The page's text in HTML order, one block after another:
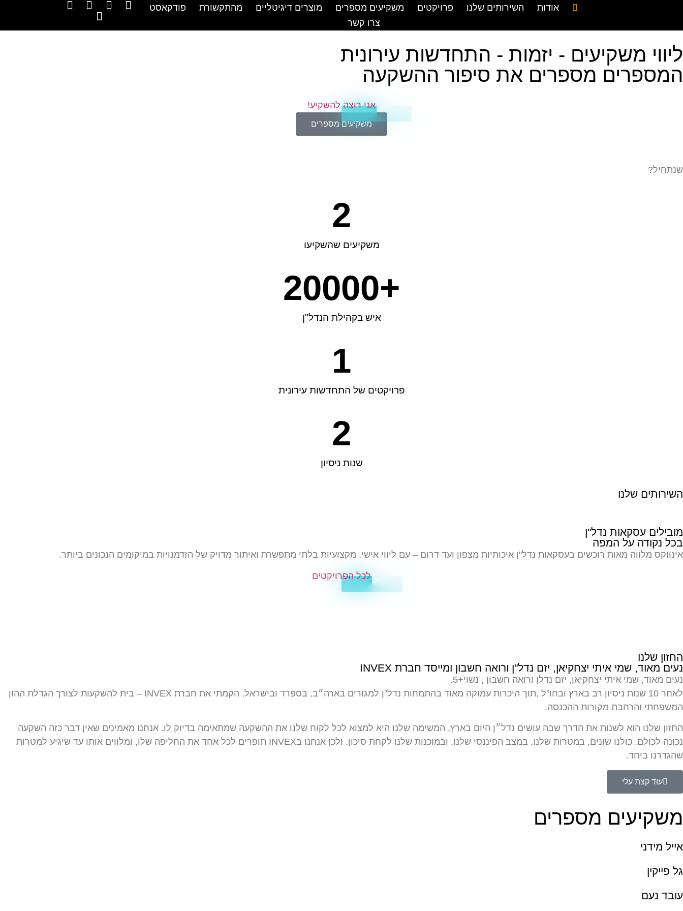
אודות השירותים שלנו פרויקטים משקיעים מספרים מוצרים דיגיטליים מהתקשורת
פודקאסט
צרו קשר
ליווי משקיעים - יזמות - התחדשות עירונית
המספרים מספרים את סיפור ההשקעה
אני רוצה להשקיע!
משקיעים מספרים
שנתחיל?
משקיעים שהשקיעו
2
איש בקהילת הנדל"ן
+
20000
פרויקטים של התחדשות עירונית
1
שנות ניסיון
2
השירותים שלנו
של דירות פריסייל
לפרטים >
מובילים עסקאות נדל"ן
בכל נקודה על המפה
אינווקס מלווה מאות רוכשים בעסקאות נדל"ן איכותיות מצפון ועד דרום – עם ליווי אישי, מקצועיות בלתי מתפשרת ואיתור מדויק של הזדמנויות במיקומים הנכונים ביותר.
לכל הפרויקטים
החזון שלנו
נעים מאוד, שמי איתי יצחקיאן, יזם נדל"ן ורואה חשבון ומייסד חברת INVEX
נעים מאוד, שמי איתי יצחקיאן, יזם נדלן ורואה חשבון , נשוי+5.
לאחר 10 שנות ניסיון רב בארץ ובחו”ל ,תוך היכרות עמוקה מאוד בהתמחות נדל”ן למגורים בארה״ב, בספרד ובישראל, הקמתי את חברת INVEX – בית להשקעות לצורך הגדלת ההון
המשפחתי והרחבת מקורות ההכנסה.
החזון שלנו הוא לשנות את הדרך שבה עושים נדל״ן היום בארץ, המשימה שלנו היא למצוא לכל לקוח שלנו את ההשקעה שמתאימה בדיוק לו. אנחנו מאמינים שאין דבר כזה השקעה
נכונה לכולם. כולנו שונים, במטרות שלנו, במצב הפיננסי שלנו, ובמוכנות שלנו לקחת סיכון. ולכן אנחנו בINVEX תופרים לכל אחד את החליפה שלו, ומלווים אותו עד שיגיע למטרות
שהגדרנו ביחד.
עוד קצת עלי
משקיעים מספרים
אייל מידני
גל פייקין
עובד נעם